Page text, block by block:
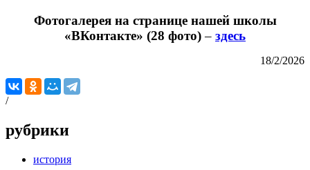
Фотогалерея на странице нашей школы
«ВКонтакте» (28 фото)– здесь
18/2/2026
/
рубрики
история